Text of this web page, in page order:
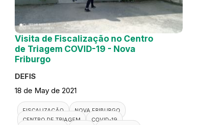
Visita de Fiscalização no Centro
de Triagem COVID-19 - Nova
Friburgo
DEFIS
18 de May de 2021
FISCALIZAÇÃO
NOVA FRIBURGO
CENTRO DE TRIAGEM
COVID-19